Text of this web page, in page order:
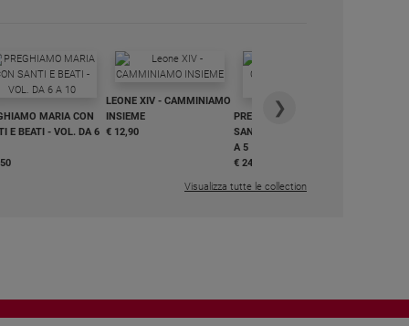
MARIA CON
E BEATI - VOL. DA 6
LEONE XIV - CAMMINIAMO
INSIEME
€ 12,90
PREGHIAMO MARIA CON
SANTI E BEATI - VOL. DA 1
A 5
€ 24,50
❯
Visualizza tutte le collection